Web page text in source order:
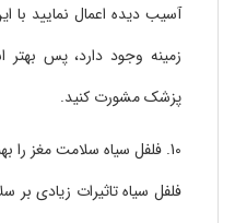
آسیب دیده اعمال نمایید
زمینه وجود دارد، پس بهتر
پزشک مشورت کنید.
10. فلفل سیاه سلامت مغز را بهبود می بخشد:
فلفل سیاه تاثیرات زیادی بر